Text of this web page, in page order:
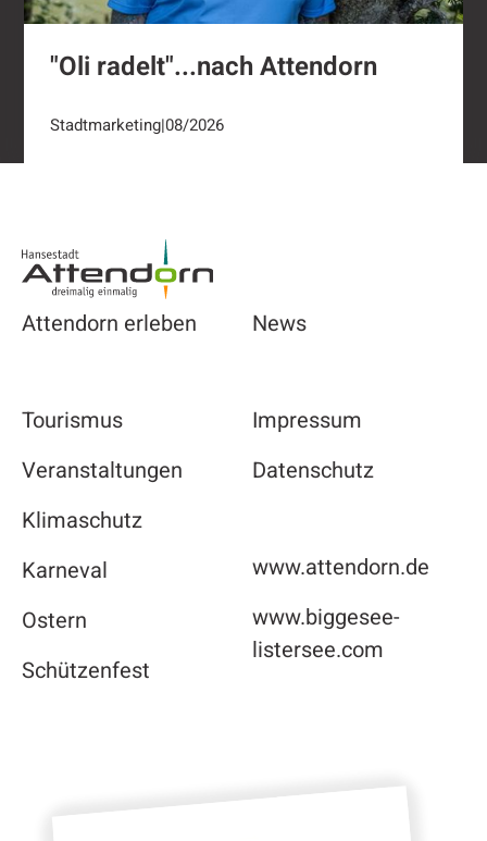
"Oli radelt"...nach Attendorn
Stadtmarketing|08/2026
Attendorn erleben
Tourismus
Veranstaltungen
Klimaschutz
Karneval
Ostern
Schützenfest
News
Impressum
Datenschutz
www.attendorn.de
www.biggesee-
listersee.com